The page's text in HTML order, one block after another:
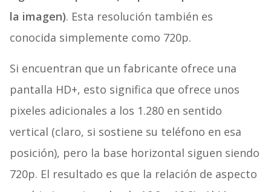
la imagen). Esta resolución también es
conocida simplemente como 720p.
Si encuentran que un fabricante ofrece una
pantalla HD+, esto significa que ofrece unos
pixeles adicionales a los 1.280 en sentido
vertical (claro, si sostiene su teléfono en esa
posición), pero la base horizontal siguen siendo
720p. El resultado es que la relación de aspecto